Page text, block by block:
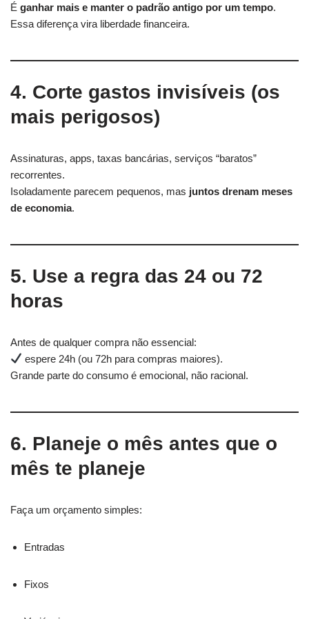
É ganhar mais e manter o padrão antigo por um tempo.
Essa diferença vira liberdade financeira.
4. Corte gastos invisíveis (os
mais perigosos)
Assinaturas, apps, taxas bancárias, serviços “baratos”
recorrentes.
Isoladamente parecem pequenos, mas juntos drenam meses
de economia.
5. Use a regra das 24 ou 72
horas
Antes de qualquer compra não essencial:
espere 24h (ou 72h para compras maiores).
Grande parte do consumo é emocional, não racional.
6. Planeje o mês antes que o
mês te planeje
Faça um orçamento simples:
Entradas
Fixos